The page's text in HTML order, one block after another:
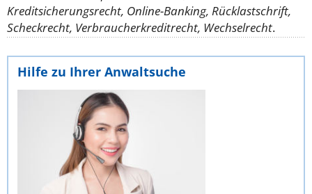
Kreditsicherungsrecht, Online-Banking, Rücklastschrift,
Scheckrecht, Verbraucherkreditrecht, Wechselrecht.
Hilfe zu Ihrer Anwaltsuche